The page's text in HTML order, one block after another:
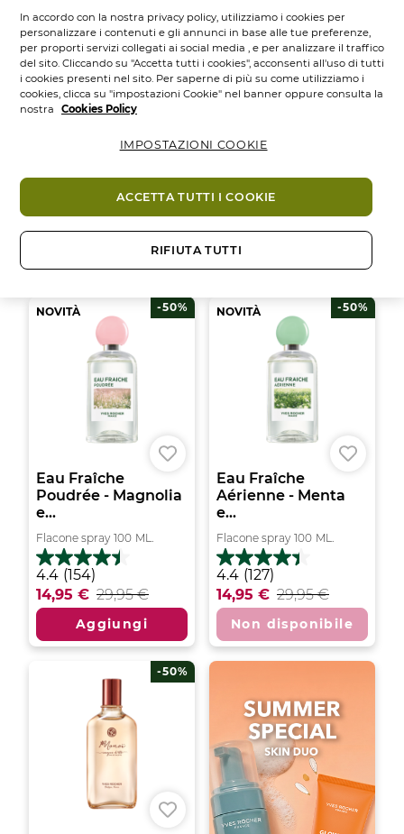
Eau Fraîche
172
14,95 € 29,95 €
NOVITÀ
Eau Fraîche
Poudrée - Magnolia
e...
Flacone spray 100 ML.
4.4 (154)
4.4
su
5
154
recensioni
14,95 € 29,95 €
-50%
Aggiungi
NOVITÀ
Eau Fraîche
Aérienne - Menta
e...
Flacone spray 100 ML.
4.4 (127)
4.4
su
5
stelle.
127
recensioni
14,95 € 29,95 €
-50%
Non disponibile
-50%
In accordo con la nostra privacy policy, utilizziamo i cookies per
personalizzare i contenuti e gli annunci in base alle tue preferenze,
per proporti servizi collegati ai social media , e per analizzare il traffico
del sito. Cliccando su "Accetta tutti i cookies", acconsenti all'uso di tutti
i cookies presenti nel sito. Per saperne di più su come utilizziamo i
cookies, clicca su "impostazioni Cookie" nel banner oppure consulta la
nostra
Cookies Policy
RIFIUTA TUTTI
ACCETTA TUTTI I COOKIE
IMPOSTAZIONI COOKIE